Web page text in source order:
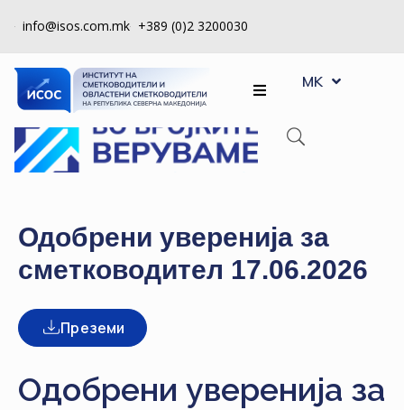
info@isos.com.mk +389 (0)2 3200030
ЗА
НАС
РЕГИСТРИ
КОНТРОЛА
НА
КВАЛИТЕТ
КАКО
ДА
СТАНАМ
MK
SQ
Одобрени уверенија за
сметководител 17.06.2026
Преземи
Одобрени уверенија за